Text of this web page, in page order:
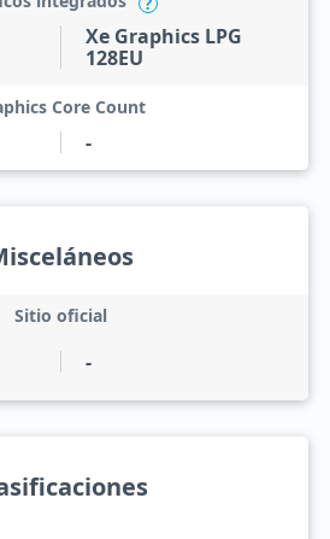
Xe Graphics LPG
128EU
Core Count
-
Sitio oficial
-